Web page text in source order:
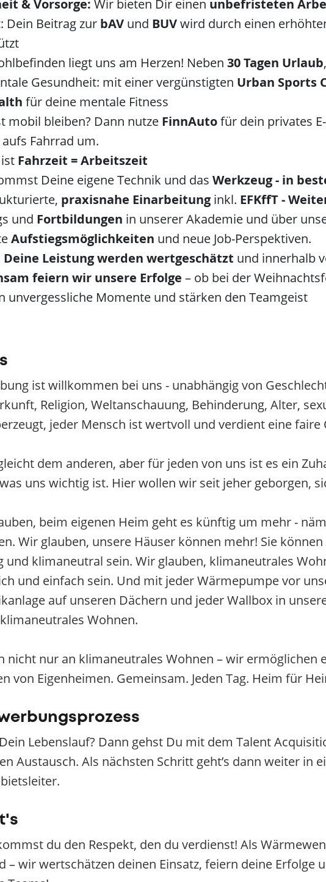
& Vorsorge: Wir bieten Dir einen unbefristeten
Dein Beitrag zur bAV und BUVwird durch einen
liegt uns am Herzen! Neben 30 Tagen Urlaub
Gesundheit: mit einer vergünstigten Urban Sports
für deine mentale Fitness
mobil bleiben? Dann nutze FinnAutofür dein privates
aufs Fahrrad um.
Fahrzeit = Arbeitszeit
Deine eigene Technik und das Werkzeug - in
praxisnahe Einarbeitung inkl. EFKffT -
und Fortbildungen in unserer Akademie und über
Aufstiegsmöglichkeiten und neue Job-Perspektiven.
Deine Leistung werden wertgeschätzt und innerhalb
feiern wir unsere Erfolge – ob bei der
unvergessliche Momente und stärken den Teamgeist
ist willkommen bei uns - unabhängig von
Religion, Weltanschauung, Behinderung, Alter,
jeder Mensch ist wertvoll und verdient eine faire
dem anderen, aber für jeden von uns ist es ein
uns wichtig ist. Hier wollen wir seit jeher geborgen,
beim eigenen Heim geht es künftig um mehr -
Wir glauben, unsere Häuser können mehr! Sie
und klimaneutral sein. Wir glauben, klimaneutrales
und einfach sein. Und mit jeder Wärmepumpe vor
auf unseren Dächern und jeder Wallbox in
Wohnen.
nicht nur an klimaneutrales Wohnen – wir ermöglichen
von Eigenheimen. Gemeinsam. Jeden Tag. Heim für
Lebenslauf? Dann gehst Du mit dem Talent
Austausch. Als nächsten Schritt geht’s dann weiter in
du den Respekt, den du verdienst! Als
– wir wertschätzen deinen Einsatz, feiern deine Erfolge